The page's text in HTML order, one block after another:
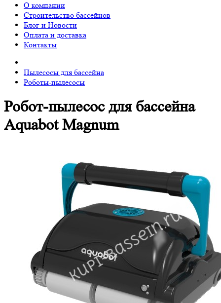
О компании
Строительство бассейнов
Блог и Новости
Оплата и доставка
Контакты
Пылесосы для бассейна
Роботы-пылесосы
Робот-пылесоc для бассейна
Aquabot Magnum